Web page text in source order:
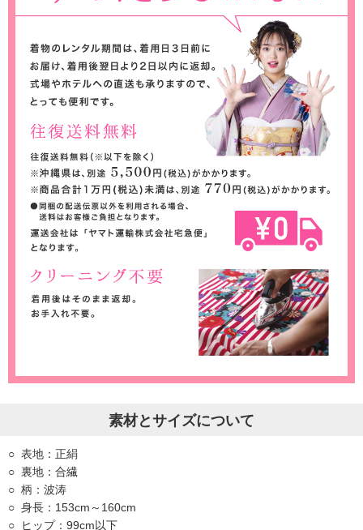
素材とサイズについて
表地：正絹
裏地：合繊
柄：波涛
身長：153cm～160cm
ヒップ：99cm以下